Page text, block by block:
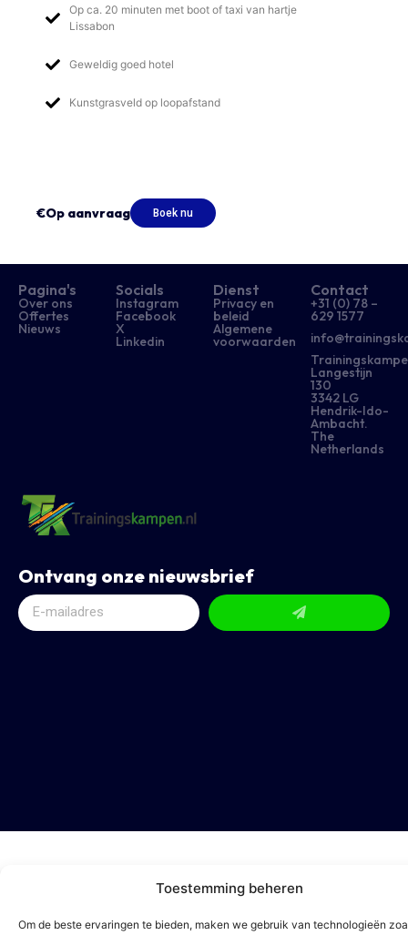
Toestemming beheren
Om de beste ervaringen te bieden, maken we gebruik van technologieën
Op ca. 20 minuten met boot of taxi van hartje
Lissabon
Geweldig goed hotel
Kunstgrasveld op loopafstand
€Op aanvraag Boek nu
Pagina's
Over ons
Offertes
Nieuws
Socials
Instagram
Facebook
X
Linkedin
Dienst
Privacy en
beleid
Algemene
voorwaarden
Contact
+31 (0) 78 –
629 1577​
Langestijn
130
3342 LG
Hendrik-Ido-
Ambacht.
The
Netherlands
Ontvang onze nieuwsbrief